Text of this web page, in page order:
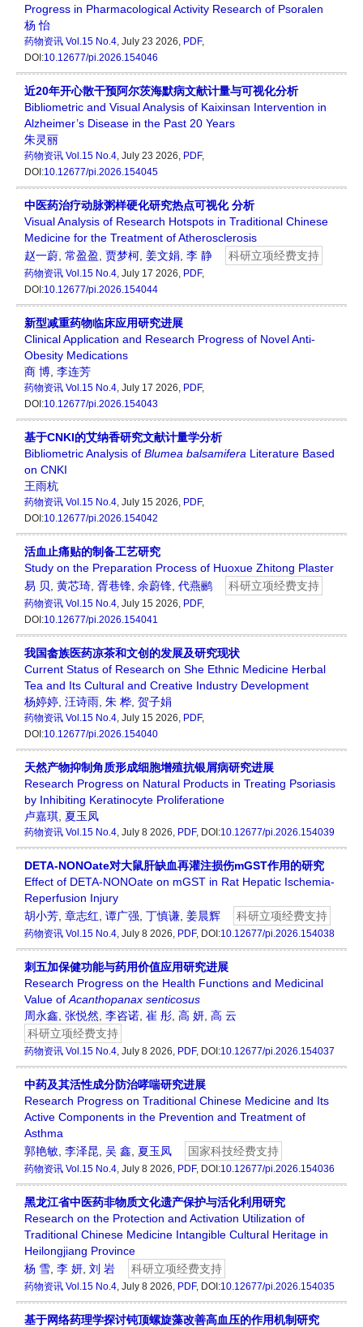
Progress in Pharmacological Activity Research of Psoralen
杨 怡
药物资讯 Vol.15 No.4, July 23 2026, PDF,
DOI:10.12677/pi.2026.154046
近20年开心散干预阿尔茨海默病文献计量与可视化分析
Bibliometric and Visual Analysis of Kaixinsan Intervention in
Alzheimer’s Disease in the Past 20 Years
朱灵丽
药物资讯 Vol.15 No.4, July 23 2026, PDF,
DOI:10.12677/pi.2026.154045
中医药治疗动脉粥样硬化研究热点可视化 分析
Visual Analysis of Research Hotspots in Traditional Chinese
Medicine for the Treatment of Atherosclerosis
赵一蔚 常盈盈 贾梦柯 姜文娟 李 静 科研立项经费支持
药物资讯 Vol.15 No.4, July 17 2026, PDF,
DOI:10.12677/pi.2026.154044
新型减重药物临床应用研究进展
Clinical Application and Research Progress of Novel Anti-
Obesity Medications
商 博 李连芳
药物资讯 Vol.15 No.4, July 17 2026, PDF,
DOI:10.12677/pi.2026.154043
基于CNKI的艾纳香研究文献计量学分析
Bibliometric Analysis of Blumea balsamifera Literature Based
on CNKI
王雨杭
药物资讯 Vol.15 No.4, July 15 2026, PDF,
DOI:10.12677/pi.2026.154042
活血止痛贴的制备工艺研究
Study on the Preparation Process of Huoxue Zhitong Plaster
易 贝
黄芯琦 胥巷锋 余蔚锋 代燕鹂 科研立项经费支持
药物资讯 Vol.15 No.4, July 15 2026, PDF,
DOI:10.12677/pi.2026.154041
我国畲族医药凉茶和文创的发展及研究现状
Current Status of Research on She Ethnic Medicine Herbal
Tea and Its Cultural and Creative Industry Development
杨婷婷 汪诗雨 朱 桦 贺子娟
药物资讯 Vol.15 No.4, July 15 2026, PDF,
DOI:10.12677/pi.2026.154040
天然产物抑制角质形成细胞增殖抗银屑病研究进展
Research Progress on Natural Products in Treating Psoriasis
by Inhibiting Keratinocyte Proliferatione
卢嘉琪 夏玉凤
药物资讯 Vol.15 No.4, July 8 2026, PDF, DOI:10.12677/pi.2026.154039
DETA-NONOate对大鼠肝缺血再灌注损伤mGST作用的研究
Effect of DETA-NONOate on mGST in Rat Hepatic Ischemia-
Reperfusion Injury
胡小芳 章志红 谭广强 丁慎谦 姜晨辉 科研立项经费支持
药物资讯 Vol.15 No.4, July 8 2026, PDF, DOI:10.12677/pi.2026.154038
刺五加保健功能与药用价值应用研究进展
Research Progress on the Health Functions and Medicinal
Value of Acanthopanax senticosus
周永鑫 张悦然 李咨诺 崔 彤 高 妍 高 云
科研立项经费支持
药物资讯 Vol.15 No.4, July 8 2026, PDF, DOI:10.12677/pi.2026.154037
中药及其活性成分防治哮喘研究进展
Research Progress on Traditional Chinese Medicine and Its
Active Components in the Prevention and Treatment of
Asthma
郭艳敏 李泽昆 吴 鑫 夏玉凤 国家科技经费支持
药物资讯 Vol.15 No.4, July 8 2026, PDF, DOI:10.12677/pi.2026.154036
黑龙江省中医药非物质文化遗产保护与活化利用研究
Research on the Protection and Activation Utilization of
Traditional Chinese Medicine Intangible Cultural Heritage in
Heilongjiang Province
杨 雪 李 妍 刘 岩 科研立项经费支持
药物资讯 Vol.15 No.4, July 8 2026, PDF, DOI:10.12677/pi.2026.154035
基于网络药理学探讨钝顶螺旋藻改善高血压的作用机制研究